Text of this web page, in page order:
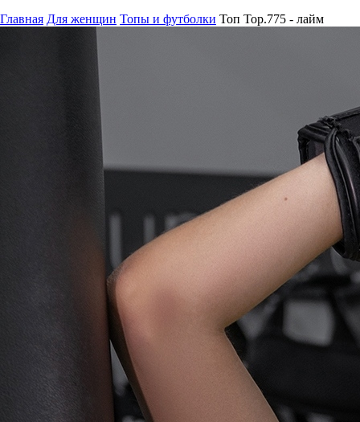
Главная Для женщин Топы и футболки Топ Top.775 - лайм